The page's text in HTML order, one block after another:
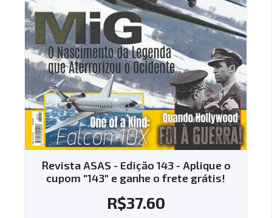
Revista ASAS - Edição 143 - Aplique o
cupom "143" e ganhe o frete grátis!
R$37.60